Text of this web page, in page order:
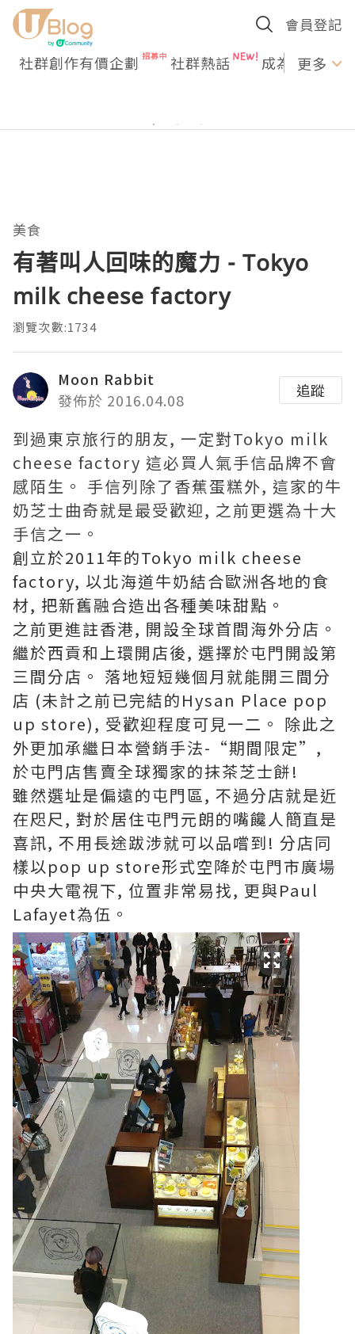
會員登記
社群創作有價企劃 社群熱話 成為U更多
美食
有著叫人回味的魔力 - Tokyo
milk cheese factory
瀏覽次數:1734
Moon Rabbit
發佈於 2016.04.08
追蹤
到過東京旅行的朋友, 一定對Tokyo milk
cheese factory 這必買人氣手信品牌不會
感陌生。 手信列除了香蕉蛋糕外, 這家的牛
奶芝士曲奇就是最受歡迎, 之前更選為十大
手信之一。
創立於2011年的Tokyo milk cheese
factory, 以北海道牛奶結合歐洲各地的食
材, 把新舊融合造出各種美味甜點。
之前更進註香港, 開設全球首間海外分店。
繼於西貢和上環開店後, 選擇於屯門開設第
三間分店。 落地短短幾個月就能開三間分
店 (未計之前已完結的Hysan Place pop
up store), 受歡迎程度可見一二。 除此之
外更加承繼日本營銷手法-“期間限定”,
於屯門店售賣全球獨家的抹茶芝士餅!
雖然選址是偏遠的屯門區, 不過分店就是近
在咫尺, 對於居住屯門元朗的嘴饞人簡直是
喜訊, 不用長途跋涉就可以品嚐到! 分店同
樣以pop up store形式空降於屯門市廣場
中央大電視下, 位置非常易找, 更與Paul
Lafayet為伍。